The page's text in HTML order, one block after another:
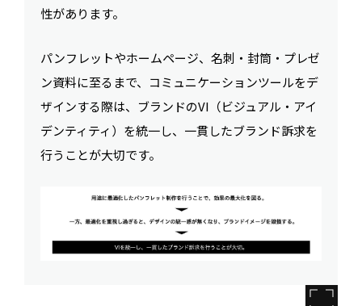
性があります。
パンフレットやホームページ、名刺・封筒・プレゼ
ン資料に至るまで、コミュニケーションツールをデ
ザインする際は、ブランドのVI（ビジュアル・アイ
デンティティ）を統一し、一貫したブランド訴求を
行うことが大切です。